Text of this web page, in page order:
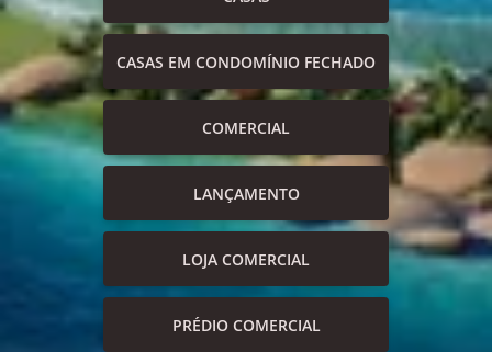
CASAS EM CONDOMÍNIO FECHADO
COMERCIAL
LANÇAMENTO
LOJA COMERCIAL
PRÉDIO COMERCIAL